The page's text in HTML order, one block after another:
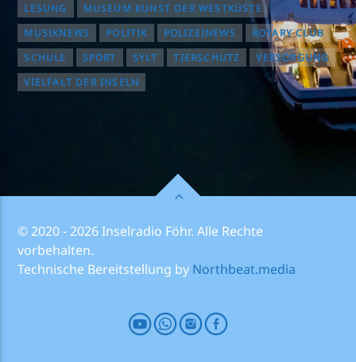
LESUNG
MUSEUM KUNST DER WESTKÜSTE
MUSIKNEWS
POLITIK POLIZEINEWS
ROTARY CLUB
SCHULE
SPORT SYLT TIERSCHUTZ
VERSORGUNG
VIELFALT DER INSELN
© 2020 - 2026 Inselradio Föhr. Alle Rechte
vorbehalten.
Technische Bereitstellung by Northbeat.media